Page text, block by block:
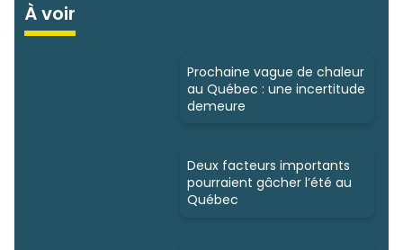
À voir
Prochaine vague de chaleur
au Québec : une incertitude
demeure
Deux facteurs importants
pourraient gâcher l’été au
Québec